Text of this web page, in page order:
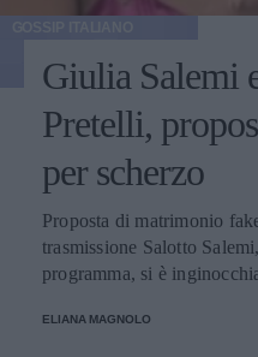
Giulia Salemi
Pretelli,
per scherzo
Proposta di matrimonio
trasmissione Salotto
programma, si è
cena con lui!
ELIANA MAGNOLO